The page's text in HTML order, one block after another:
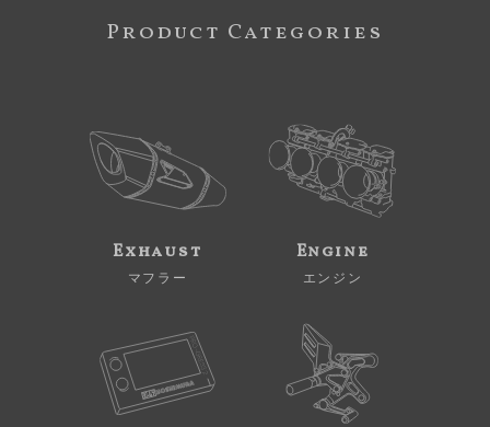
Product Categories
Exhaust
マフラー
Engine
エンジン